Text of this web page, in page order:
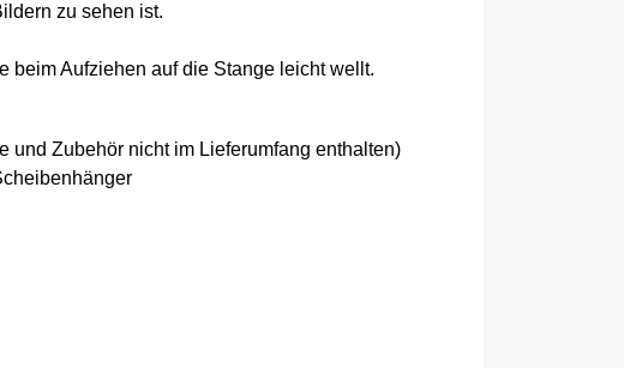
zu sehen ist.
beim Aufziehen auf die Stange leicht wellt.
und Zubehör nicht im Lieferumfang enthalten)